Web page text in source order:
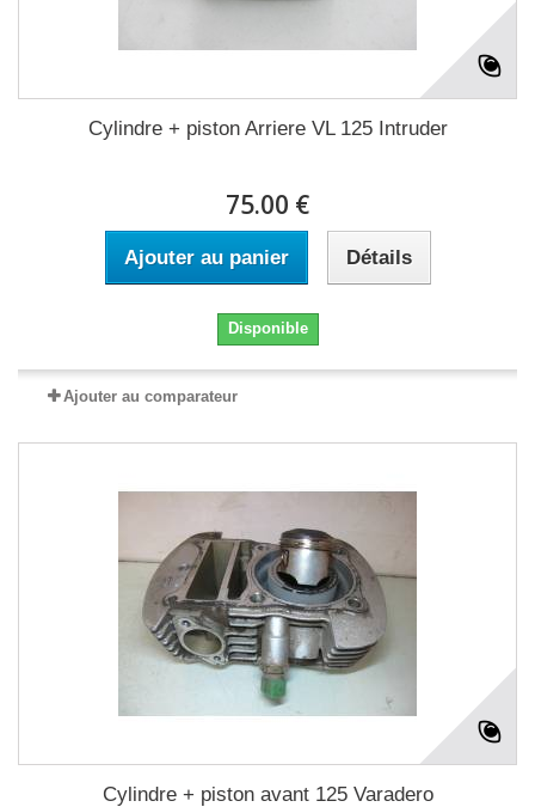
Cylindre + piston Arriere VL 125 Intruder
75.00 €
Ajouter au panier Détails
Disponible
Ajouter au comparateur
Cylindre + piston avant 125 Varadero